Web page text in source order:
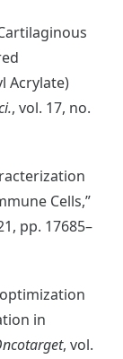
Acrylate)
, vol. 17, no.
Cells,”
pp. 17685–
in
, vol.